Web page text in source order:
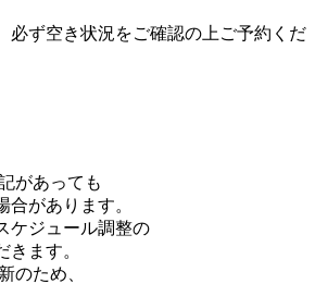
必ず空き状況をご確認の上ご予約くだ
があっても
合があります。
ケジュール調整の
きます。
のため、